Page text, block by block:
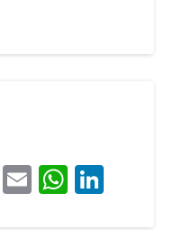
Email